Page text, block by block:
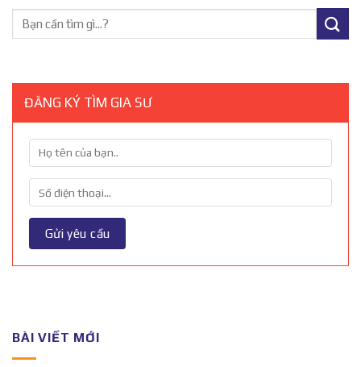
ĐĂNG KÝ TÌM GIA SƯ
BÀI VIẾT MỚI